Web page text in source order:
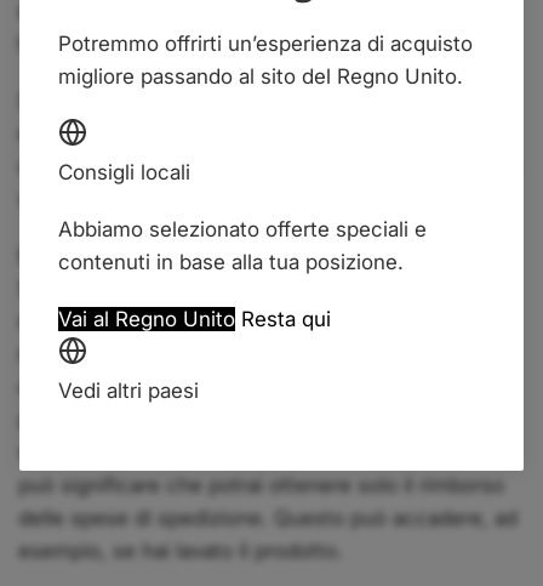
Potremmo offrirti un’esperienza di acquisto
migliore passando al sito del Regno Unito.
Consigli locali
Abbiamo selezionato offerte speciali e
contenuti in base alla tua posizione.
Vai al Regno Unito Resta qui
Vedi altri paesi
eventuali danni che si verifichino durante il
trasporto.
e ciò è dovuto al recesso, detrarremo 7 Euro,
corrispondenti ai costi effettivi di restituzione che ci
Stato del bene al momento della restituzione
modo diverso da quanto necessario per stabilirne la
natura, le caratteristiche e il funzionamento, potrai
ottenere il rimborso solo parziale del prezzo di
può significare che potrai ottenere solo il rimborso
delle spese di spedizione. Questo può accadere, ad
esempio, se hai lavato il prodotto.